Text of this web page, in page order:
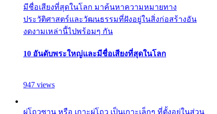
มีชื่อเสียงที่สุดในโลก มาค้นหาความหมายทาง
ประวัติศาสตร์และวัฒนธรรมที่ฝังอยู่ในสิ่งก่อสร้างอัน
งดงามเหล่านี้ไปพร้อมๆ กัน
10 อันดับพระใหญ่และมีชื่อเสียงที่สุดในโลก
947 views
ผู่โถวซาน หรือ เกาะผู่โถว เป็นเกาะเล็กๆ ที่ตั้งอยู่ในส่วน